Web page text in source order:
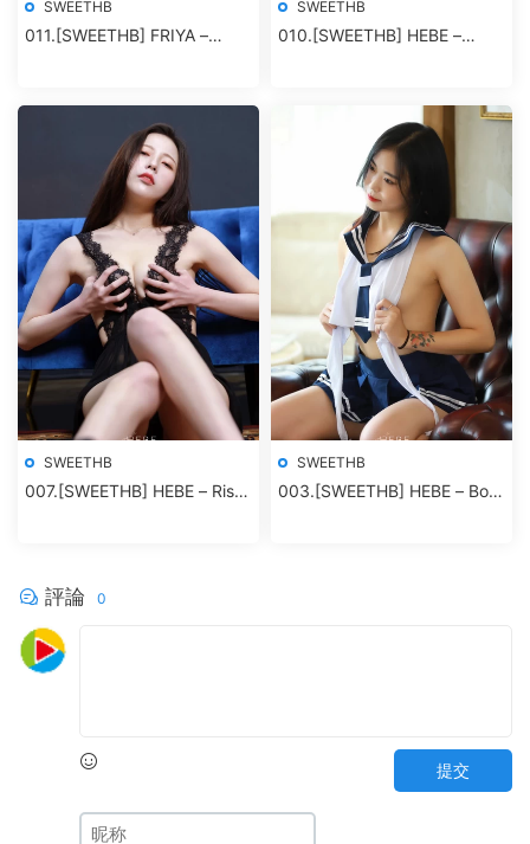
SWEETHB
011.[SWEETHB] FRIYA –
SWEETHB
010.[SWEETHB] HEBE –
SWEETHB
007.[SWEETHB] HEBE – Risa
SWEETHB
003.[SWEETHB] HEBE – Bora
評論 0
提交